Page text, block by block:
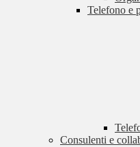
Telefono e
Consulenti e